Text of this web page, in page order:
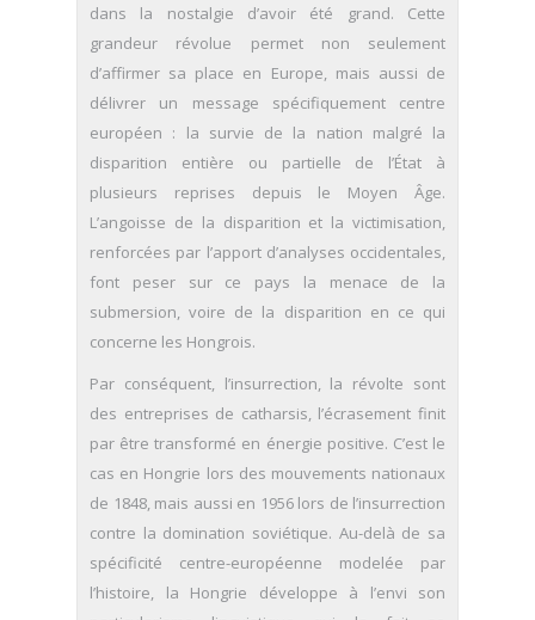
dans la nostalgie d’avoir été grand. Cette
grandeur révolue permet non seulement
d’affirmer sa place en Europe, mais aussi de
délivrer un message spécifiquement centre
européen : la survie de la nation malgré la
disparition entière ou partielle de l’État à
plusieurs reprises depuis le Moyen Âge.
L’angoisse de la disparition et la victimisation,
renforcées par l’apport d’analyses occidentales,
font peser sur ce pays la menace de la
submersion, voire de la disparition en ce qui
concerne les Hongrois.
Par conséquent, l’insurrection, la révolte sont
des entreprises de catharsis, l’écrasement finit
par être transformé en énergie positive. C’est le
cas en Hongrie lors des mouvements nationaux
de 1848, mais aussi en 1956 lors de l’insurrection
contre la domination soviétique. Au-delà de sa
spécificité centre-européenne modelée par
l’histoire, la Hongrie développe à l’envi son